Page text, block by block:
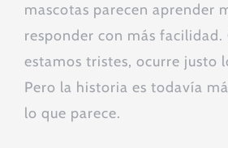
mascotas parecen aprender
responder con más facilidad.
estamos tristes, ocurre justo
Pero la historia es todavía
lo que parece.